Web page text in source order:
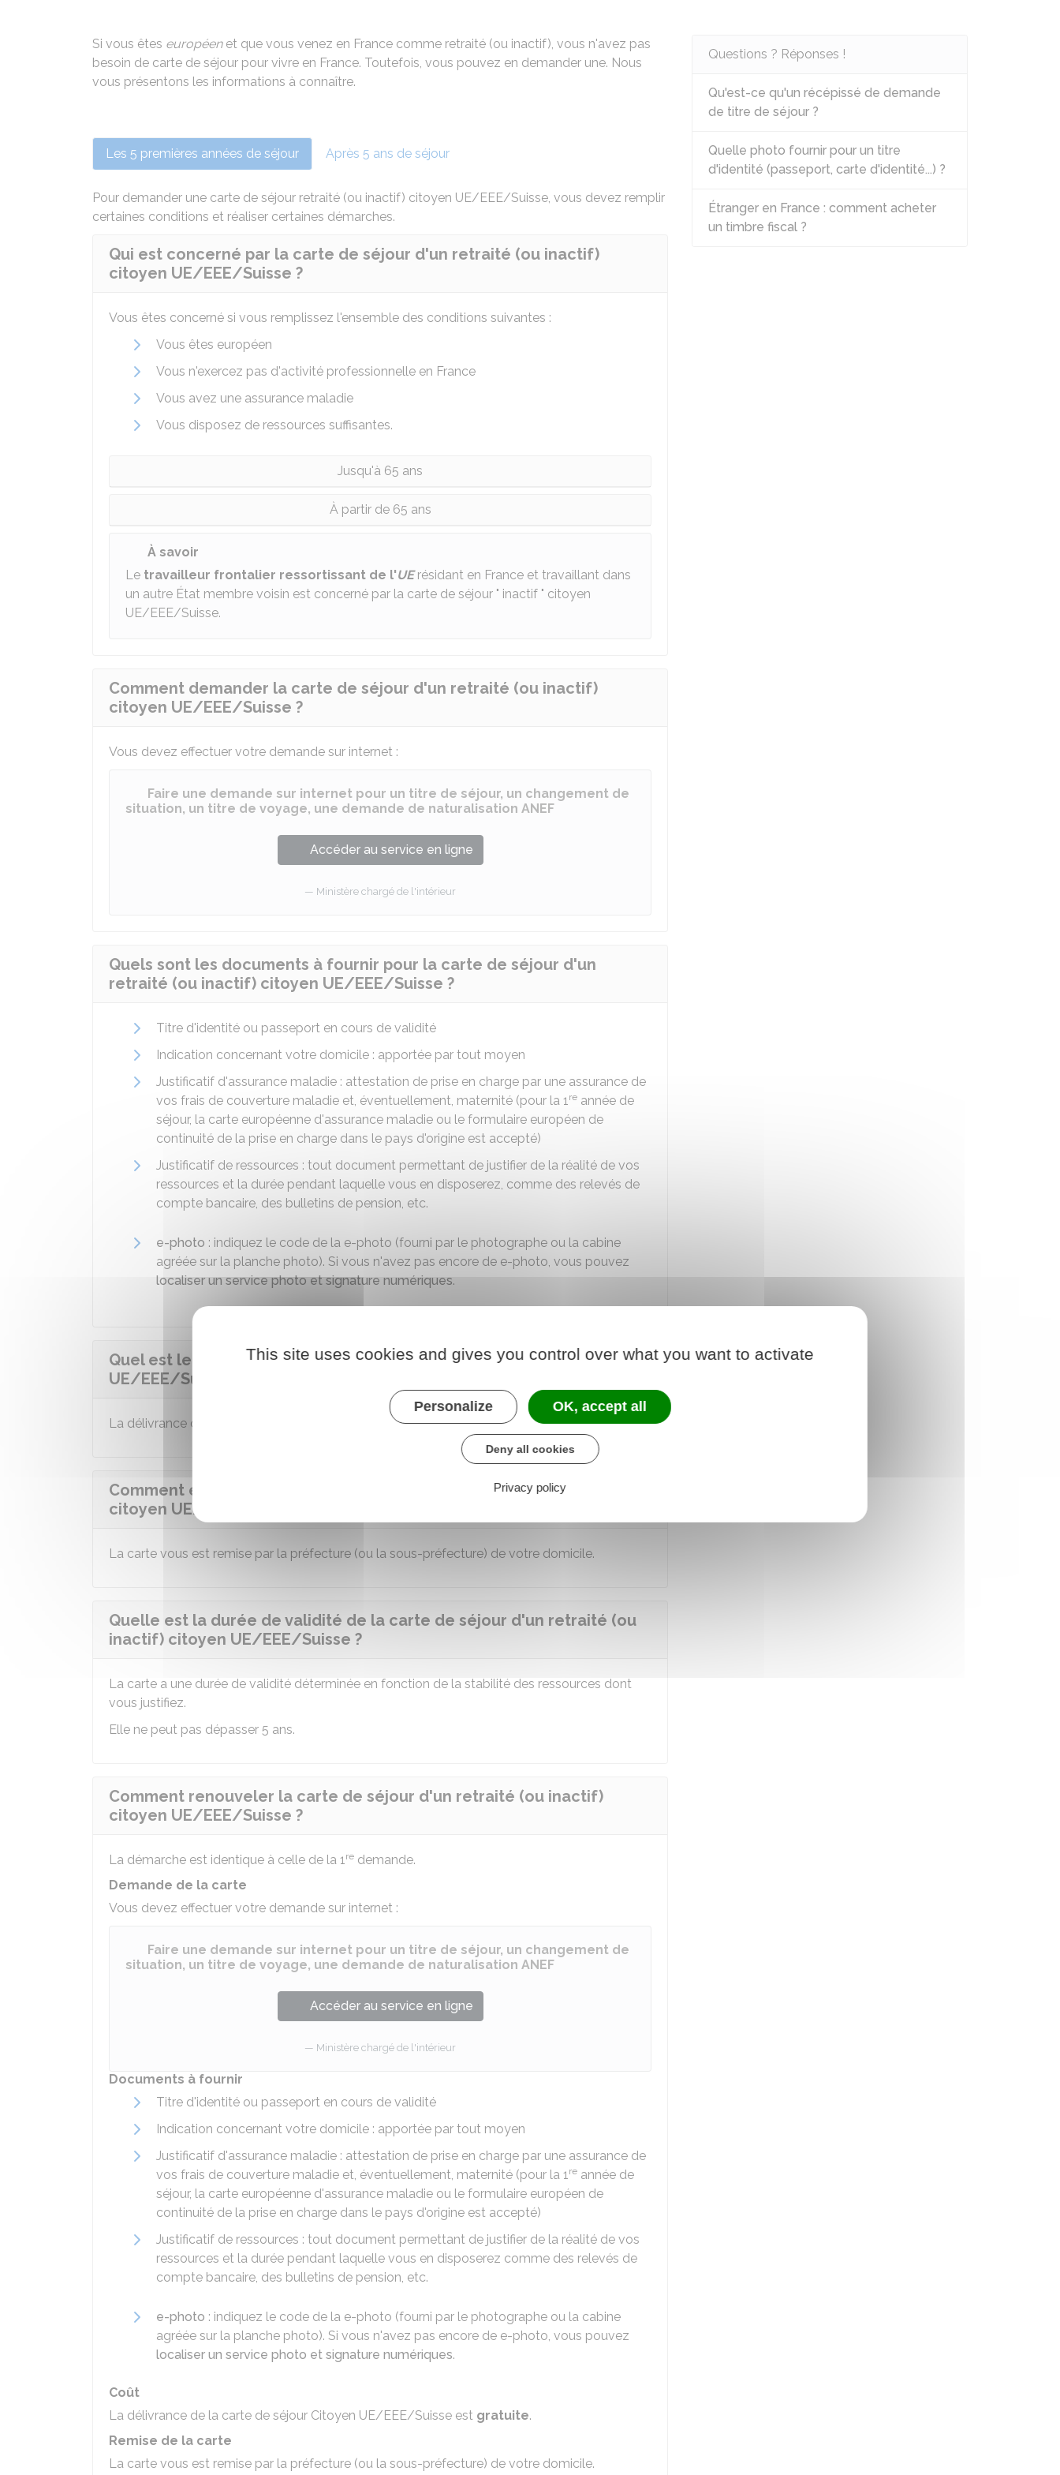
Si vous êtes européenet que vous venez en France comme retraité (ou inactif), vous n'avez pas
besoin de carte de séjour pour vivre en France. Toutefois, vous pouvez en demander une. Nous
vous présentons les informations à connaître.
Les 5 premières années de séjour Après 5 ans de séjour
Pour demander une carte de séjour retraité (ou inactif) citoyen UE/EEE/Suisse, vous devez remplir
certaines conditions et réaliser certaines démarches.
Qui est concerné par la carte de séjour d'un retraité (ou inactif)
citoyen UE/EEE/Suisse ?
Vous êtes concerné si vous remplissez l'ensemble des conditions suivantes :
Vous êtes européen
Vous n'exercez pas d'activité professionnelle en France
Vous avez une assurance maladie
Vous disposez de ressources suffisantes.
Jusqu'à 65 ans
À partir de 65 ans
À savoir
Le travailleur frontalier ressortissant de l'UErésidant en France et travaillant dans
un autre État membre voisin est concerné par la carte de séjour " inactif " citoyen
UE/EEE/Suisse.
Comment demander la carte de séjour d'un retraité (ou inactif)
citoyen UE/EEE/Suisse ?
Vous devez effectuer votre demande sur internet :
Faire une demande sur internet pour un titre de séjour, un changement de
situation, un titre de voyage, une demande de naturalisation ANEF
Accéder au service en ligne
Ministère chargé de l'intérieur
Quels sont les documents à fournir pour la carte de séjour d'un
retraité (ou inactif) citoyen UE/EEE/Suisse ?
Titre d'identité ou passeport en cours de validité
Indication concernant votre domicile : apportée par tout moyen
Justificatif d'assurance maladie : attestation de prise en charge par une assurance de
vos frais de couverture maladie et, éventuellement, maternité (pour la 1re année de
séjour, la carte européenne d'assurance maladie ou le formulaire européen de
continuité de la prise en charge dans le pays d'origine est accepté)
Justificatif de ressources : tout document permettant de justifier de la réalité de vos
ressources et la durée pendant laquelle vous en disposerez, comme des relevés de
compte bancaire, des bulletins de pension, etc.
e-photo : indiquez le code de la e-photo (fourni par le photographe ou la cabine
agréée sur la planche photo). Si vous n'avez pas encore de e-photo, vous pouvez
localiser un service photo et signature numériques.
Quel est le coût de la carte de séjour d'un retraité (ou inactif) citoyen
UE/EEE/Suisse ?
La délivrance de la carte de séjour Citoyen UE/EEE/Suisseestgratuite .
Comment est remise la carte de séjour d'un retraité (ou inactif)
citoyen UE/EEE/Suisse ?
La carte vous est remise par la préfecture (ou la sous-préfecture) de votre domicile.
Quelle est la durée de validité de la carte de séjour d'un retraité (ou
inactif) citoyen UE/EEE/Suisse ?
La carte a une durée de validité déterminée en fonction de la stabilité des ressources dont
vous justifiez.
Elle ne peut pas dépasser 5 ans.
Comment renouveler la carte de séjour d'un retraité (ou inactif)
citoyen UE/EEE/Suisse ?
La démarche est identique à celle de la 1re demande.
Demande de la carte
Vous devez effectuer votre demande sur internet :
Faire une demande sur internet pour un titre de séjour, un changement de
situation, un titre de voyage, une demande de naturalisation ANEF
Accéder au service en ligne
Ministère chargé de l'intérieur
Documents à fournir
Titre d'identité ou passeport en cours de validité
Indication concernant votre domicile : apportée par tout moyen
Justificatif d'assurance maladie : attestation de prise en charge par une assurance de
vos frais de couverture maladie et, éventuellement, maternité (pour la 1re année de
séjour, la carte européenne d'assurance maladie ou le formulaire européen de
continuité de la prise en charge dans le pays d'origine est accepté)
Justificatif de ressources : tout document permettant de justifier de la réalité de vos
ressources et la durée pendant laquelle vous en disposerez comme des relevés de
compte bancaire, des bulletins de pension, etc.
e-photo : indiquez le code de la e-photo (fourni par le photographe ou la cabine
agréée sur la planche photo). Si vous n'avez pas encore de e-photo, vous pouvez
localiser un service photo et signature numériques.
Coût
La délivrance de la carte de séjour Citoyen UE/EEE/Suisse est gratuite.
Remise de la carte
La carte vous est remise par la préfecture (ou la sous-préfecture) de votre domicile.
Questions ? Réponses !
Qu'est-ce qu'un récépissé de demande
de titre de séjour ?
Quelle photo fournir pour un titre
d'identité (passeport, carte d'identité...) ?
Étranger en France : comment acheter
un timbre fiscal ?
This site uses cookies and gives you control over what you want to activate
Personalize OK, accept all
Deny all cookies
Privacy policy